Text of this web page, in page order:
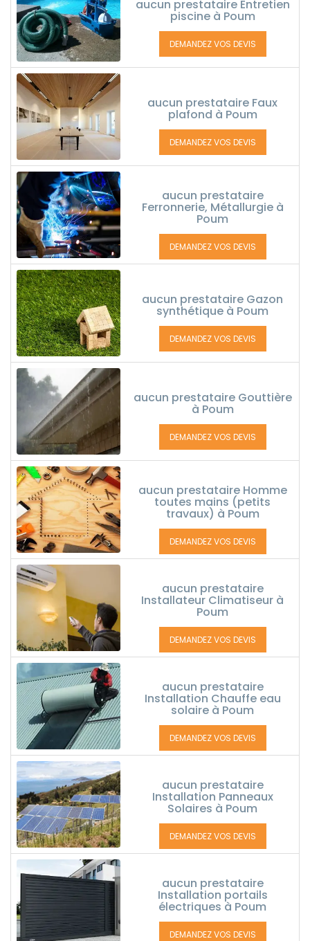
aucun prestataire Entretien
piscine à Poum
DEMANDEZ VOS DEVIS
aucun prestataire Faux
plafond à Poum
DEMANDEZ VOS DEVIS
aucun prestataire
Ferronnerie, Métallurgie à
Poum
DEMANDEZ VOS DEVIS
aucun prestataire Gazon
synthétique à Poum
DEMANDEZ VOS DEVIS
aucun prestataire Gouttière
à Poum
DEMANDEZ VOS DEVIS
aucun prestataire Homme
toutes mains (petits
travaux) à Poum
DEMANDEZ VOS DEVIS
aucun prestataire
Installateur Climatiseur à
Poum
DEMANDEZ VOS DEVIS
aucun prestataire
Installation Chauffe eau
solaire à Poum
DEMANDEZ VOS DEVIS
aucun prestataire
Installation Panneaux
Solaires à Poum
DEMANDEZ VOS DEVIS
aucun prestataire
Installation portails
électriques à Poum
DEMANDEZ VOS DEVIS